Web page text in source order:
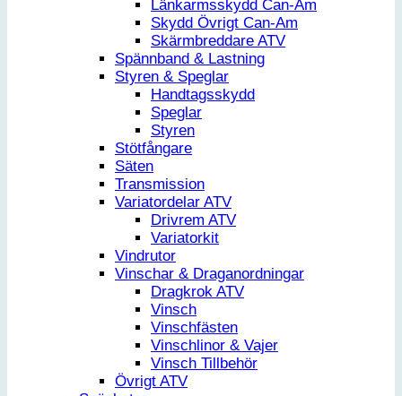
Länkarmsskydd Can-Am
Skydd Övrigt Can-Am
Skärmbreddare ATV
Spännband & Lastning
Styren & Speglar
Handtagsskydd
Speglar
Styren
Stötfångare
Säten
Transmission
Variatordelar ATV
Drivrem ATV
Variatorkit
Vindrutor
Vinschar & Draganordningar
Dragkrok ATV
Vinsch
Vinschfästen
Vinschlinor & Vajer
Vinsch Tillbehör
Övrigt ATV